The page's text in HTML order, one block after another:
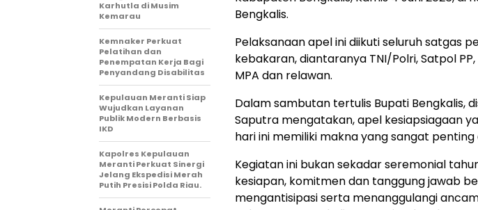
Bengkalis.
Pelaksanaan apel ini diikuti seluruh satgas
kebakaran, diantaranya TNI/Polri, Satpol PP,
MPA dan relawan.
Dalam sambutan tertulis Bupati Bengkalis,
Saputra mengatakan, apel kesiapsiagaan
hari ini memiliki makna yang sangat
Kegiatan ini bukan sekadar seremonial
kesiapan, komitmen dan tanggung jawab
mengantisipasi serta menanggulangi
Karhutla di Musim
Kemarau
Kemnaker Perkuat
Pelatihan dan
Penempatan Kerja Bagi
Penyandang Disabilitas
Kepulauan Meranti Siap
Wujudkan Layanan
Publik Modern Berbasis
IKD
Kapolres Kepulauan
Meranti Perkuat Sinergi
Jelang Ekspedisi Merah
Putih Presisi Polda Riau.